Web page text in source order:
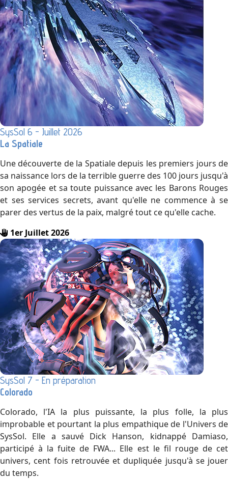
SysSol 6 - Juillet 2026
La Spatiale
Une découverte de la Spatiale depuis les premiers jours de
sa naissance lors de la terrible guerre des 100 jours jusqu'à
son apogée et sa toute puissance avec les Barons Rouges
et ses services secrets, avant qu'elle ne commence à se
parer des vertus de la paix, malgré tout ce qu'elle cache.
1er Juillet 2026
SysSol 7 - En préparation
Colorado
Colorado, l'IA la plus puissante, la plus folle, la plus
improbable et pourtant la plus empathique de l'Univers de
SysSol. Elle a sauvé Dick Hanson, kidnappé Damiaso,
participé à la fuite de FWA... Elle est le fil rouge de cet
univers, cent fois retrouvée et dupliquée jusqu'à se jouer
du temps.